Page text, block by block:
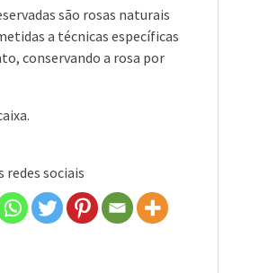
são rosas naturais
a técnicas específicas
conservando a rosa por
redes sociais